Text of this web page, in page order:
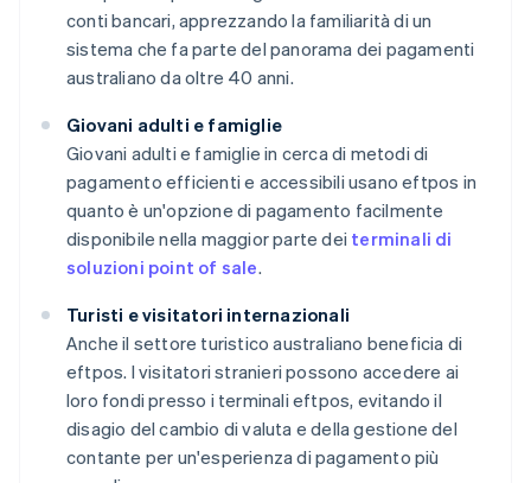
conti bancari, apprezzando la familiarità di un
sistema che fa parte del panorama dei pagamenti
australiano da oltre 40 anni.
Giovani adulti e famiglie
Giovani adulti e famiglie in cerca di metodi di
pagamento efficienti e accessibili usano eftpos in
quanto è un'opzione di pagamento facilmente
disponibile nella maggior parte dei terminali di
soluzioni point of sale.
Turisti e visitatori internazionali
Anche il settore turistico australiano beneficia di
eftpos. I visitatori stranieri possono accedere ai
loro fondi presso i terminali eftpos, evitando il
disagio del cambio di valuta e della gestione del
contante per un'esperienza di pagamento più